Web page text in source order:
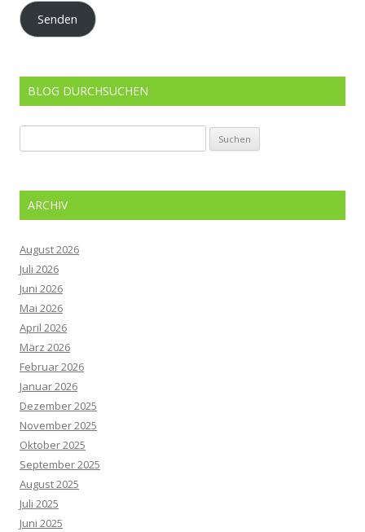
Adresse
Senden
BLOG DURCHSUCHEN
nach:
ARCHIV
August 2026
Juli 2026
Juni 2026
Mai 2026
April 2026
März 2026
Februar 2026
Januar 2026
Dezember 2025
November 2025
Oktober 2025
September 2025
August 2025
Juli 2025
Juni 2025